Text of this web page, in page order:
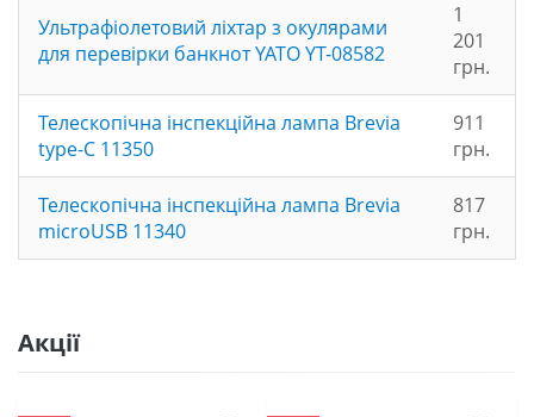
Ультрафіолетовий ліхтар з окулярами
для перевірки банкнот YATO YT-08582
1
201
грн.
Телескопічна інспекційна лампа Brevia
type-C 11350
911
грн.
Телескопічна інспекційна лампа Brevia
microUSB 11340
817
грн.
Акції